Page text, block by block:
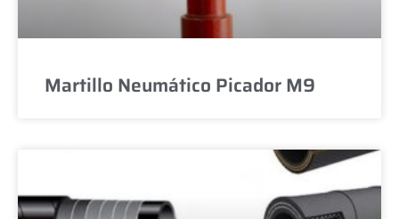
Martillo Neumático Picador M9